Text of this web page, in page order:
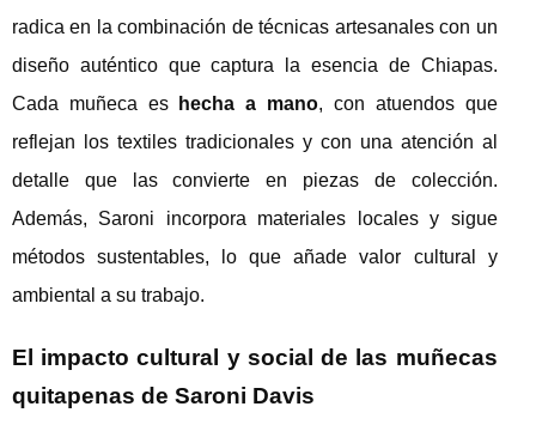
radica en la combinación de técnicas artesanales con un
diseño auténtico que captura la esencia de Chiapas.
Cada muñeca es
hecha a mano, con atuendos que
reflejan los textiles tradicionales y con una atención al
detalle que las convierte en piezas de colección.
Además, Saroni incorpora materiales locales y sigue
métodos sustentables, lo que añade valor cultural y
ambiental a su trabajo.
El impacto cultural y social de las muñecas
quitapenas de Saroni Davis